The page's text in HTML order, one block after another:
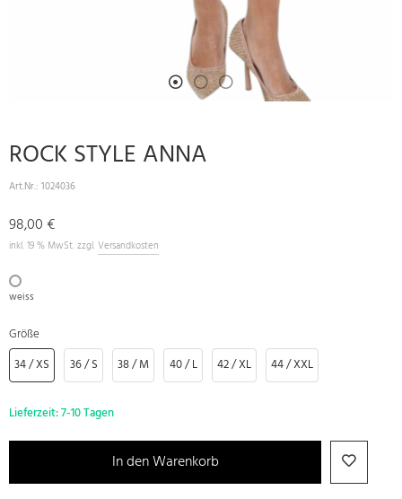
ROCK STYLE ANNA
Art.Nr.: 1024036
98,00 €
inkl. 19 % MwSt. zzgl. Versandkosten
weiss
Größe
34 / XS
36 / S 38 / M 40 / L 42 / XL 44 / XXL
Lieferzeit:7-10 Tagen
In den Warenkorb